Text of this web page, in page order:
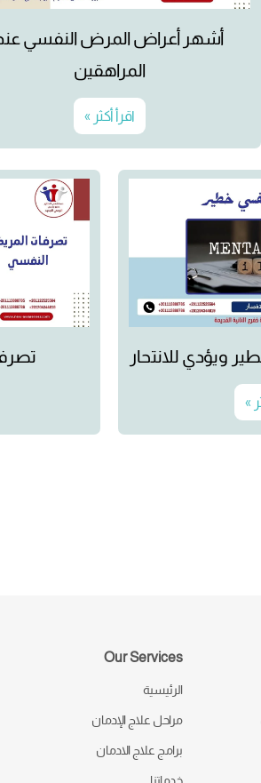
أشهر أعراض المرض النفسي
المراهقين
اقرأ أكثر »
ويؤدي للانتحار
»
Our Services
الرئيسية
مراحل علاج الإدمان
برامج علاج الادمان